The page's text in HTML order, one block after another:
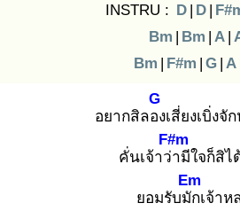
INSTRU : D | D |
Bm | Bm | A |
Bm | F#m | G | A
อยากสิลอง
G
เสี่ยงเบิ่งจั
คั่นเจ้าว่า
F#m
มีใจก็สิไ
ยอมรับมัก
Em
เจ้าห